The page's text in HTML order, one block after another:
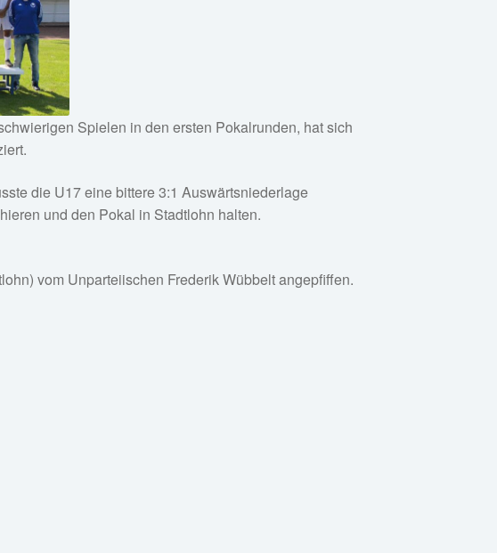
en Spielen in den ersten Pokalrunden, hat sich
die U17 eine bittere 3:1 Auswärtsniederlage
und den Pokal in Stadtlohn halten.
vom Unparteiischen Frederik Wübbelt angepfiffen.